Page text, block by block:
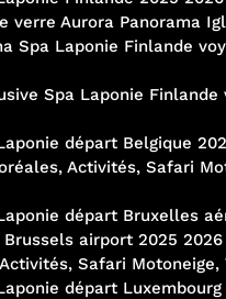
verre Aurora Panorama
Spa Laponie Finlande
Spa Laponie Finlande
départ Belgique
Activités, Safari
départ Bruxelles
airport 2025 2026
Safari Motoneige,
départ